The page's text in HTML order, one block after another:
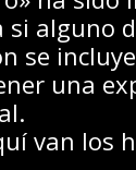
si alguno
se
una
van los